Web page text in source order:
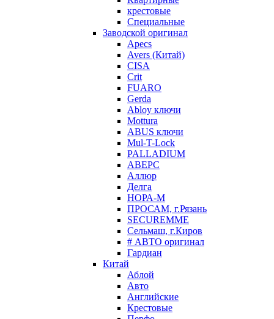
крестовые
Специальные
Заводской оригинал
Apecs
Avers (Китай)
CISA
Crit
FUARO
Gerda
Abloy ключи
Mottura
ABUS ключи
Mul-T-Lock
PALLADIUM
АВЕРС
Аллюр
Делга
НОРА-М
ПРОСАМ, г.Рязань
SECUREMME
Сельмаш, г.Киров
# АВТО оригинал
Гардиан
Китай
Аблой
Авто
Английские
Крестовые